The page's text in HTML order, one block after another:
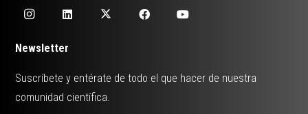
Newsletter
Suscríbete y entérate de todo el que hacer de nuestra
comunidad científica.